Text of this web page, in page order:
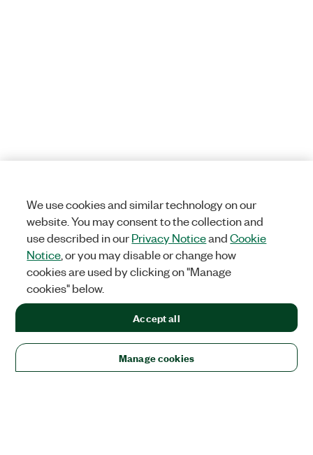
We use cookies and similar technology on our
website. You may consent to the collection and
use described in ourPrivacy NoticeandCookie
Notice , or you may disable or change how
cookies are used by clicking on "Manage
cookies" below.
Manage cookies
Accept all